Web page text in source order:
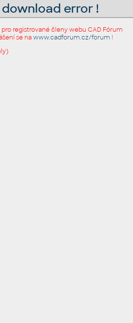
error !
registrované členy webu CAD Fórum
se nawww.cadforum.cz/forum !